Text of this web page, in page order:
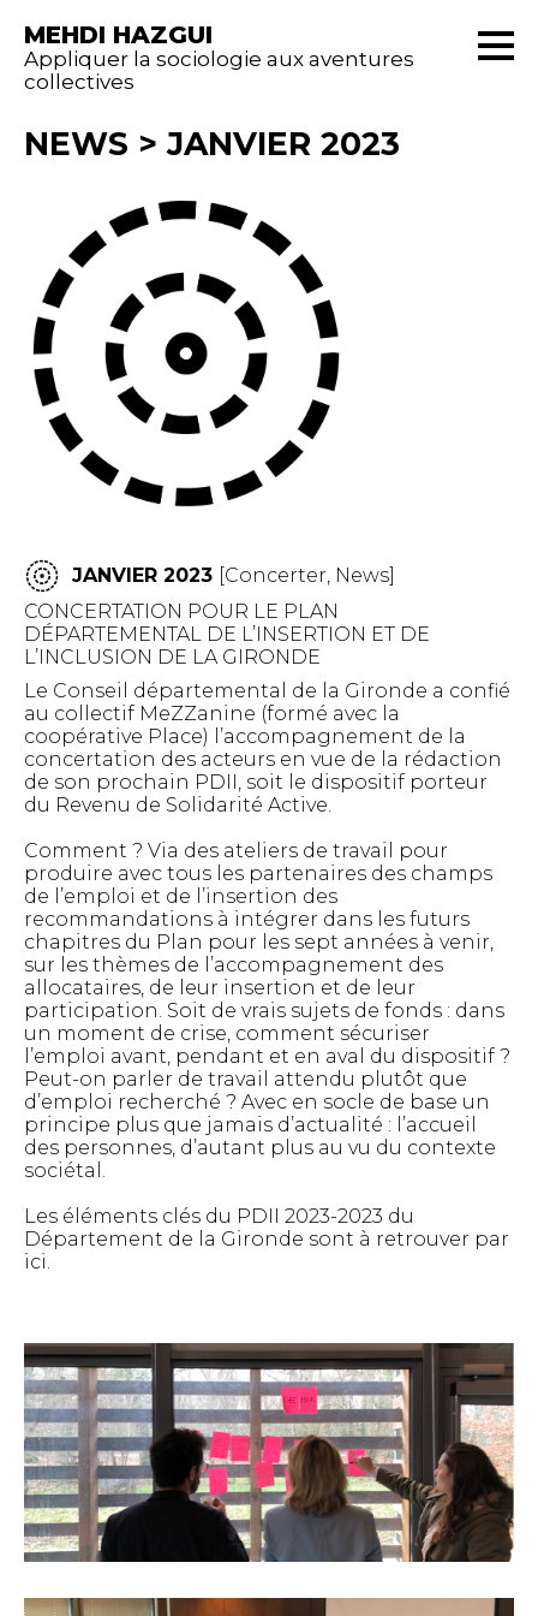
MEHDI HAZGUI
Appliquer la sociologie aux aventures
collectives
NEWS >JANVIER 2023
JANVIER 2023 [Concerter, News]
CONCERTATION POUR LE PLAN
DÉPARTEMENTAL DE L’INSERTION ET DE
L’INCLUSION DE LA GIRONDE
Le Conseil départemental de la Gironde a confié
au collectif MeZZanine (formé avec la
coopérative Place) l’accompagnement de la
concertation des acteurs en vue de la rédaction
de son prochain PDII, soit le dispositif porteur
du Revenu de Solidarité Active.
Comment ? Via des ateliers de travail pour
produire avec tous les partenaires des champs
de l’emploi et de l’insertion des
recommandations à intégrer dans les futurs
chapitres du Plan pour les sept années à venir,
sur les thèmes de l’accompagnement des
allocataires, de leur insertion et de leur
participation. Soit de vrais sujets de fonds : dans
un moment de crise, comment sécuriser
l’emploi avant, pendant et en aval du dispositif ?
Peut-on parler de travail attendu plutôt que
d’emploi recherché ? Avec en socle de base un
principe plus que jamais d’actualité : l’accueil
des personnes, d’autant plus au vu du contexte
sociétal.
Les éléments clés du PDII 2023-2023 du
Département de la Gironde sont à retrouver par
ici.